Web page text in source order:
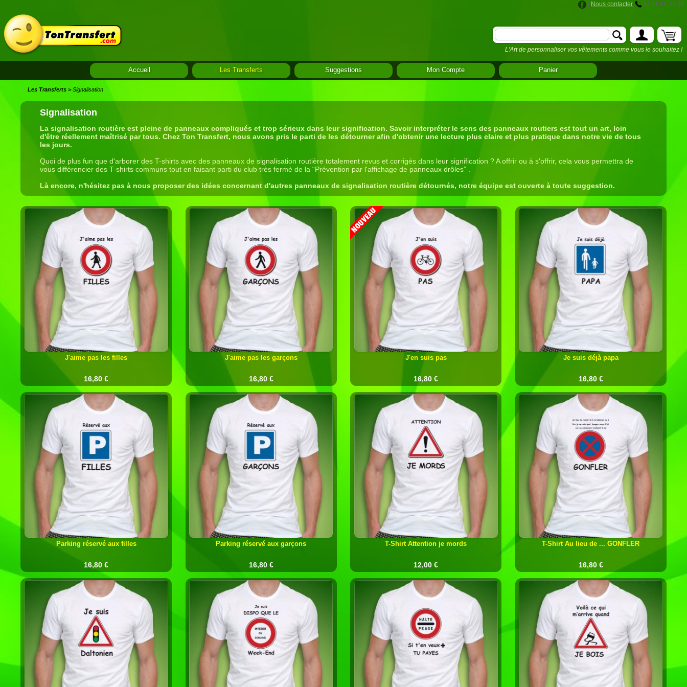
Nous contacter 04 11 81 97 20
L'Art de personnaliser vos vêtements comme vous le souhaitez !
Accueil Les Transferts Suggestions Mon Compte Panier
Les Transferts>Signalisation
Signalisation
La signalisation routière est pleine de panneaux compliqués et trop sérieux dans leur signification. Savoir interpréter le sens des panneaux routiers est tout un art, loin
d'être réellement maîtrisé par tous. Chez Ton Transfert, nous avons pris le parti de les détourner afin d'obtenir une lecture plus claire et plus pratique dans notre vie de tous
les jours.
Quoi de plus fun que d'arborer des T-shirts avec des panneaux de signalisation routière totalement revus et corrigés dans leur signification ? A offrir ou à s'offrir, cela vous permettra de
vous différencier des T-shirts communs tout en faisant parti du club très fermé de la “Prévention par l'affichage de panneaux drôles” .
Là encore, n'hésitez pas à nous proposer des idées concernant d'autres panneaux de signalisation routière détournés, notre équipe est ouverte à toute suggestion.
J'aime pas les filles
16,80 €
J'aime pas les garçons
16,80 €
J'en suis pas
16,80 €
Je suis déjà papa
16,80 €
Parking réservé aux filles
16,80 €
Parking réservé aux garçons
16,80 €
T-Shirt Attention je mords
12,00 €
T-Shirt Au lieu de ... GONFLER
16,80 €